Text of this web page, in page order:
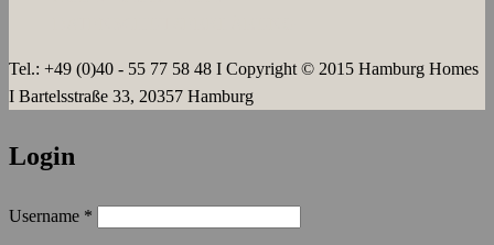
Tel.: +49 (0)40 - 55 77 58 48 I Copyright © 2015 Hamburg Homes
I Bartelsstraße 33, 20357 Hamburg
Login
Username *